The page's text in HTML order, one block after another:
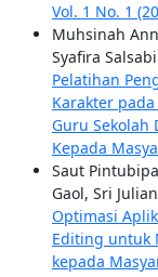
Vol. 1 No. 1
Muhsinah
Syafira
Pelatihan
Karakter
Guru Sekolah
Kepada
Saut
Gaol, Sri
Optimasi
Editing untuk
kepada